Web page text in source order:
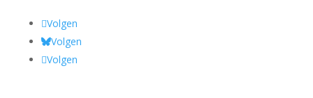
Volgen
Volgen
Volgen